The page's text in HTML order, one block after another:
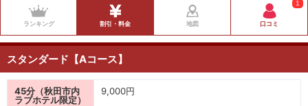
ランキング 割引・料金 地図 口コミ
1
スタンダード【Aコース】
45分（秋田市内
ラブホテル限定）
9,000円